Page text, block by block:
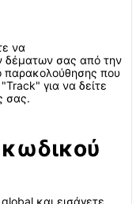
να
δέματων σας από την
παρακολούθησης που
για να δείτε
σας.
και εισάγετε